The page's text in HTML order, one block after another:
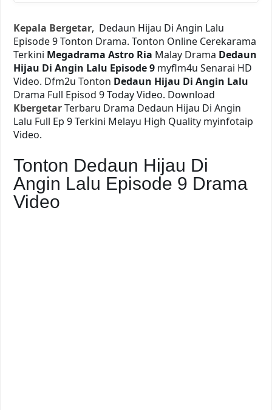
Kepala Bergetar, Dedaun Hijau Di Angin Lalu
Episode 9 Tonton Drama. Tonton Online Cerekarama
Terkini Megadrama Astro Ria Malay Drama Dedaun
Hijau Di Angin Lalu Episode 9 myflm4u Senarai HD
Video. Dfm2u Tonton Dedaun Hijau Di Angin Lalu
Drama Full Episod 9 Today Video. Download
KbergetarTerbaru Drama Dedaun Hijau Di Angin
Lalu Full Ep 9 Terkini Melayu High Quality myinfotaip
Video.
Tonton Dedaun Hijau Di
Angin Lalu Episode 9 Drama
Video